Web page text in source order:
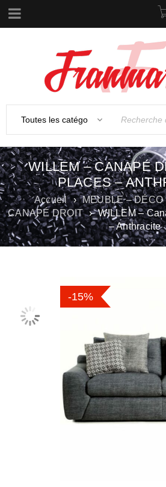
WILLEM – CANAPÉ
PLACES –
Accueil › MEUBLE – DÉCO
CANAPÉ DROIT › WILLEM –
– Anthracite
-15%